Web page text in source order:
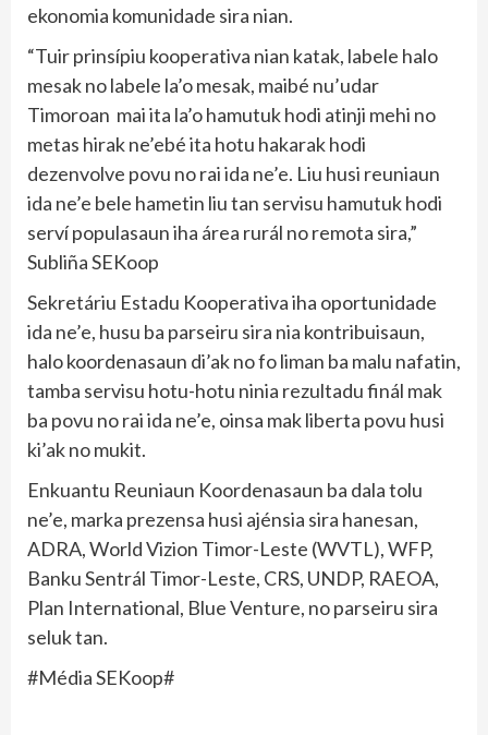
ekonomia komunidade sira nian.
“Tuir prinsípiu kooperativa nian katak, labele halo
mesak no labele la’o mesak, maibé nu’udar
Timoroan mai ita la’o hamutuk hodi atinji mehi no
metas hirak ne’ebé ita hotu hakarak hodi
dezenvolve povu no rai ida ne’e. Liu husi reuniaun
ida ne’e bele hametin liu tan servisu hamutuk hodi
serví populasaun iha área rurál no remota sira,”
Subliña SEKoop
Sekretáriu Estadu Kooperativa iha oportunidade
ida ne’e, husu ba parseiru sira nia kontribuisaun,
halo koordenasaun di’ak no fo liman ba malu nafatin,
tamba servisu hotu-hotu ninia rezultadu finál mak
ba povu no rai ida ne’e, oinsa mak liberta povu husi
ki’ak no mukit.
Enkuantu Reuniaun Koordenasaun ba dala tolu
ne’e, marka prezensa husi ajénsia sira hanesan,
ADRA, World Vizion Timor-Leste (WVTL), WFP,
Banku Sentrál Timor-Leste, CRS, UNDP, RAEOA,
Plan International, Blue Venture, no parseiru sira
seluk tan.
#Média SEKoop#